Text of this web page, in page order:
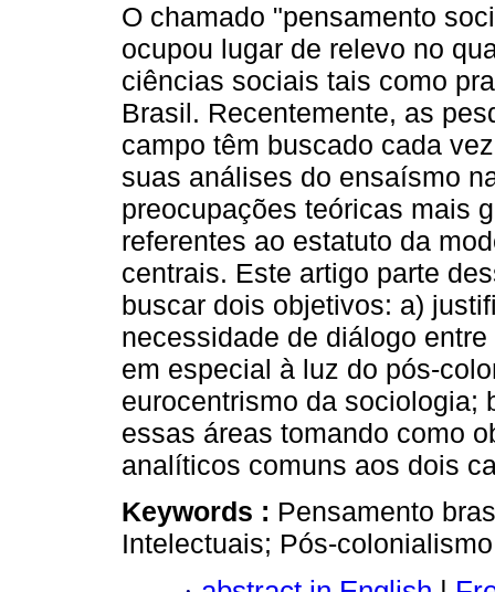
O chamado "pensamento
ocupou lugar de relevo no
ciências sociais tais como
Brasil. Recentemente, as
campo têm buscado cada
suas análises do ensaísmo
preocupações teóricas mais
referentes ao estatuto da
centrais. Este artigo parte
buscar dois objetivos: a)
necessidade de diálogo
em especial à luz do pós-
eurocentrismo da sociologia;
essas áreas tomando como
analíticos comuns aos dois
Keywords : Pensamento
Intelectuais; Pós-